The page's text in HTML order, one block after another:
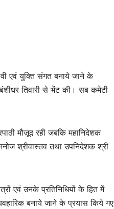
एवं युक्ति संगत बनाये जाने के
तिवारी से भेंट की। सब कमेटी
मौजूद रही जबकि महानिदेशक
श्रीवास्तव तथा उपनिदेशक श्री
एवं उनके प्रतिनिधियों के हित में
बनाये जाने के प्रयास किये गए